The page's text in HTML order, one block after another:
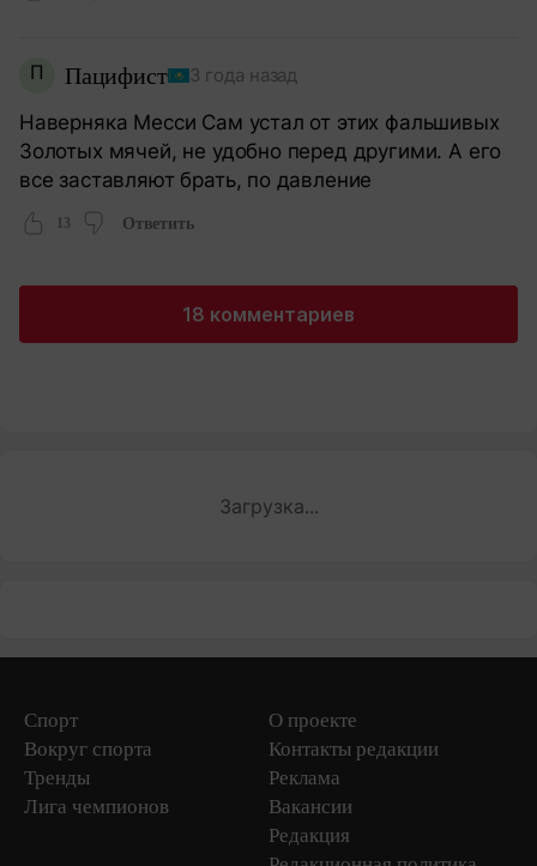
П Пацифист 3 года назад
Наверняка Месси Сам устал от этих фальшивых
Золотых мячей, не удобно перед другими. А его
все заставляют брать, по давление
13 Ответить
18 комментариев
Загрузка...
Спорт
Вокруг спорта
Тренды
Лига чемпионов
О проекте
Контакты редакции
Реклама
Вакансии
Редакция